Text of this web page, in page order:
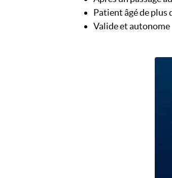
Patient âgé de plus
Valide et autonome